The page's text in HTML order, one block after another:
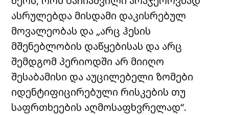
ასრულებდა მისდამი დაკისრებულ
მოვალეობას და „არც ჰესის
მშენებლობის დაწყებისას და არც
შემდგომ პერიოდში არ მიიღო
შესაბამისი და აუცილებელი ზომები
იდენტიფიცირებული რისკების თუ
საფრთხეების აღმოსაფხვრელად“.